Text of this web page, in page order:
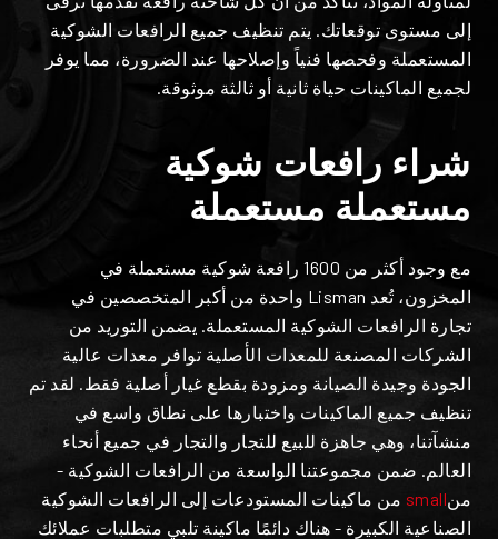
إلى مستوى توقعاتك. يتم تنظيف جميع الرافعات الشوكية
المستعملة وفحصها فنياً وإصلاحها عند الضرورة، مما يوفر
لجميع الماكينات حياة ثانية أو ثالثة موثوقة.
شراء رافعات شوكية
مستعملة مستعملة
مع وجود أكثر من 1600 رافعة شوكية مستعملة في
المخزون، تُعد Lisman واحدة من أكبر المتخصصين في
تجارة الرافعات الشوكية المستعملة. يضمن التوريد من
الشركات المصنعة للمعدات الأصلية توافر معدات عالية
الجودة وجيدة الصيانة ومزودة بقطع غيار أصلية فقط. لقد تم
تنظيف جميع الماكينات واختبارها على نطاق واسع في
منشآتنا، وهي جاهزة للبيع للتجار والتجار في جميع أنحاء
العالم. ضمن مجموعتنا الواسعة من الرافعات الشوكية -
منsmall من ماكينات المستودعات إلى الرافعات الشوكية
الصناعية الكبيرة - هناك دائمًا ماكينة تلبي متطلبات عملائك